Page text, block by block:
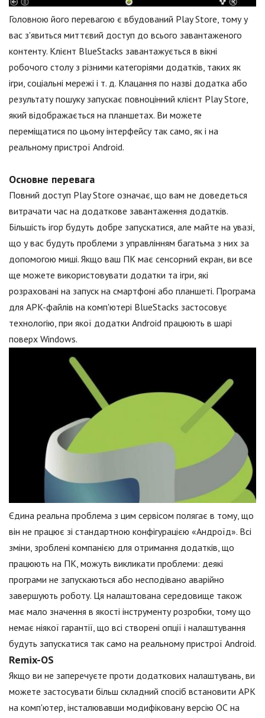
Головною його перевагою є вбудований Play Store, тому у
вас з'явиться миттєвий доступ до всього завантаженого
контенту. Клієнт BlueStacks завантажується в вікні
робочого столу з різними категоріями додатків, таких як
ігри, соціальні мережі і т. д. Клацання по назві додатка або
результату пошуку запускає повноцінний клієнт Play Store,
який відображається на планшетах. Ви можете
переміщатися по цьому інтерфейсу так само, як і на
реальному пристрої Android.
Основне перевага
Повний доступ Play Store означає, що вам не доведеться
витрачати час на додаткове завантаження додатків.
Більшість ігор будуть добре запускатися, але майте на увазі,
що у вас будуть проблеми з управлінням багатьма з них за
допомогою миші. Якщо ваш ПК має сенсорний екран, ви все
ще можете використовувати додатки та ігри, які
розраховані на запуск на смартфоні або планшеті. Програма
для APK-файлів на комп'ютері BlueStacks застосовує
технологію, при якої додатки Android працюють в шарі
поверх Windows.
Єдина реальна проблема з цим сервісом полягає в тому, що
він не працює зі стандартною конфігурацією «Андроїд». Всі
зміни, зроблені компанією для отримання додатків, що
працюють на ПК, можуть викликати проблеми: деякі
програми не запускаються або несподівано аварійно
завершують роботу. Ця налаштована середовище також
має мало значення в якості інструменту розробки, тому що
немає ніякої гарантії, що всі створені опції і налаштування
будуть запускатися так само на реальному пристрої Android.
Remix-OS
Якщо ви не заперечуєте проти додаткових налаштувань, ви
можете застосувати більш складний спосіб встановити APK
на комп'ютер, інсталювавши модифіковану версію ОС на